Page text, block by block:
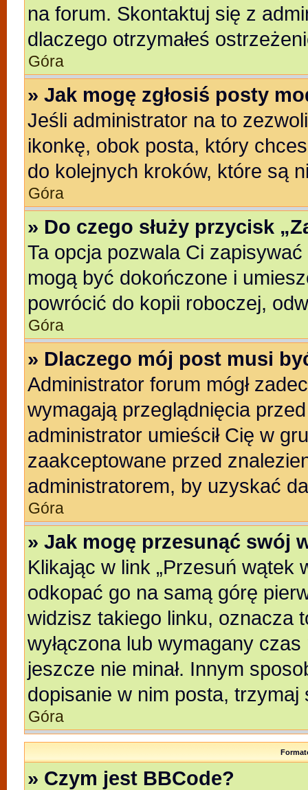
na forum. Skontaktuj się z
dlaczego otrzymałeś
Góra
» Jak mogę zgłosiś posty
Jeśli administrator na to
ikonkę, obok posta, który
do kolejnych kroków, które są
Góra
» Do czego służy przycisk
Ta opcja pozwala Ci
mogą być dokończone i
powrócić do kopii roboczej,
Góra
» Dlaczego mój post musi
Administrator forum mógł
wymagają przeglądnięcia
administrator umieścił Cię w
zaakceptowane przed
administratorem, by uzyskać
Góra
» Jak mogę przesunąć swój
Klikając w link „Przesuń wątek
odkopać go na samą górę
widzisz takiego linku, oznacza
wyłączona lub wymagany
jeszcze nie minał. Innym
dopisanie w nim posta,
Góra
» Czym jest BBCode?